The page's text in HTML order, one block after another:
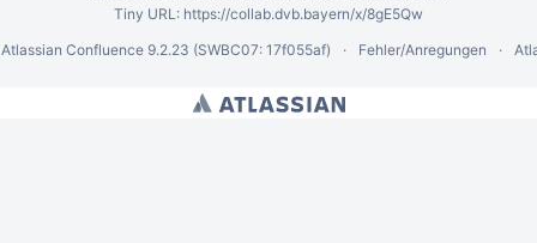
Tiny URL: https://collab.dvb.bayern/x/8gE5Qw
Atlassian Confluence 9.2.23 (SWBC07: 17f055af) Fehler/Anregungen